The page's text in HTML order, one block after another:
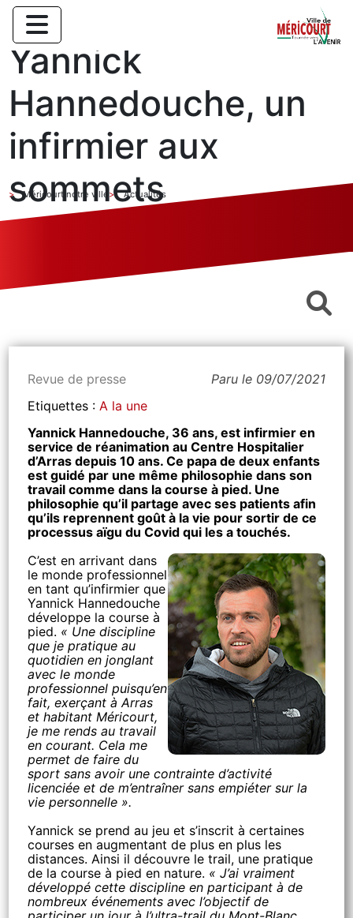
Yannick
Hannedouche, un
infirmier aux
sommets
Méricourt notre ville Actualités
Revue de presse
Etiquettes :A la une
Paru le 09/07/2021
Yannick Hannedouche, 36 ans, est infirmier en
service de réanimation au Centre Hospitalier
d’Arras depuis 10 ans. Ce papa de deux enfants
est guidé par une même philosophie dans son
travail comme dans la course à pied. Une
philosophie qu’il partage avec ses patients afin
qu’ils reprennent goût à la vie pour sortir de ce
processus aïgu du Covid qui les a touchés.
C’est en arrivant dans
le monde professionnel
en tant qu’infirmier que
Yannick Hannedouche
développe la course à
pied. « Une discipline
que je pratique au
quotidien en jonglant
avec le monde
professionnel puisqu’en
fait, exerçant à Arras
et habitant Méricourt,
je me rends au travail
en courant. Cela me
permet de faire du
sport sans avoir une contrainte d’activité
licenciée et de m’entraîner sans empiéter sur la
vie personnelle ».
Yannick se prend au jeu et s’inscrit à certaines
courses en augmentant de plus en plus les
distances. Ainsi il découvre le trail, une pratique
de la course à pied en nature. « J’ai vraiment
développé cette discipline en participant à de
nombreux événements avec l’objectif de